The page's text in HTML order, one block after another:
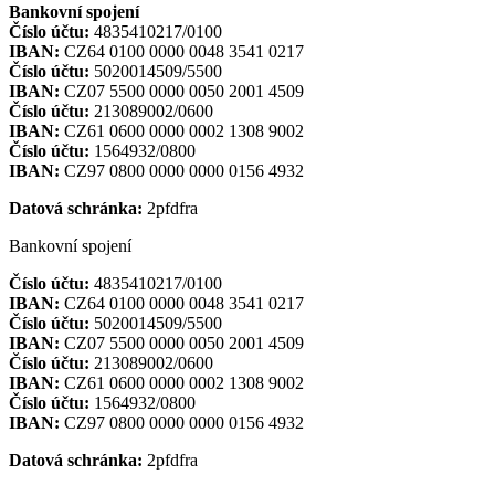
Bankovní spojení
Číslo účtu: 4835410217/0100
IBAN: CZ64 0100 0000 0048 3541 0217
Číslo účtu: 5020014509/5500
IBAN: CZ07 5500 0000 0050 2001 4509
Číslo účtu: 213089002/0600
IBAN: CZ61 0600 0000 0002 1308 9002
Číslo účtu: 1564932/0800
IBAN: CZ97 0800 0000 0000 0156 4932
Datová schránka: 2pfdfra
Bankovní spojení
Číslo účtu: 4835410217/0100
IBAN: CZ64 0100 0000 0048 3541 0217
Číslo účtu: 5020014509/5500
IBAN: CZ07 5500 0000 0050 2001 4509
Číslo účtu: 213089002/0600
IBAN: CZ61 0600 0000 0002 1308 9002
Číslo účtu: 1564932/0800
IBAN: CZ97 0800 0000 0000 0156 4932
Datová schránka: 2pfdfra